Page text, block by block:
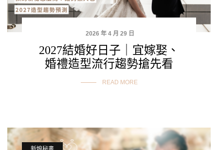
2026 年 4 月 29 日
2027結婚好日子｜宜嫁娶、
婚禮造型流行趨勢搶先看
READ MORE